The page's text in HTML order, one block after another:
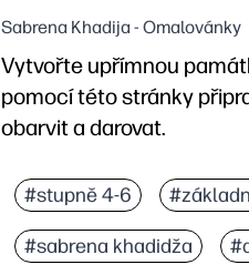
Sabrena Khadija - Omalovánky
Vytvořte upřímnou
pomocí této stránky
obarvit a darovat.
Opravdu bez přípravy -
Udržuje děti
Buduje dovednosti a
#stupně 4-6
#sabrena khadidža